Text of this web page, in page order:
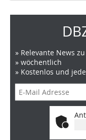
» Relevante News
» wöchentlich
» Kostenlos und